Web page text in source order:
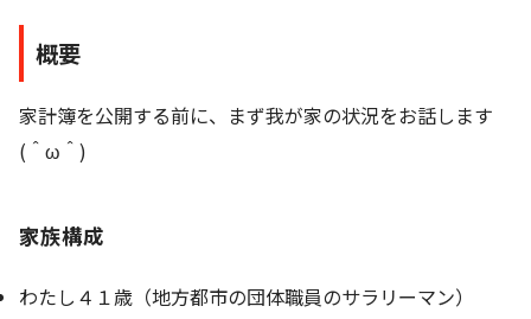
概要
家計簿を公開する前に、まず我が家の状況をお話します
(＾ω＾)
家族構成
わたし４１歳（地方都市の団体職員のサラリーマン）